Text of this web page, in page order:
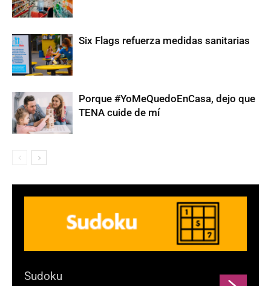
Six Flags refuerza medidas sanitarias
Porque #YoMeQuedoEnCasa, dejo que
TENA cuide de mí
Sudoku